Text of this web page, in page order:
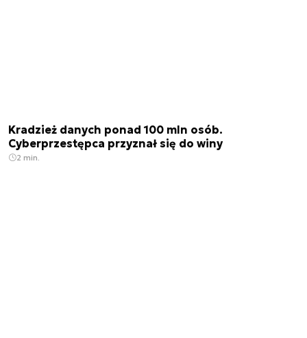
Kradzież danych ponad 100 mln osób.
Cyberprzestępca przyznał się do winy
2 min.